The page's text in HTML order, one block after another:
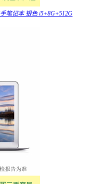
笔记本 银色 i5+8G+512G